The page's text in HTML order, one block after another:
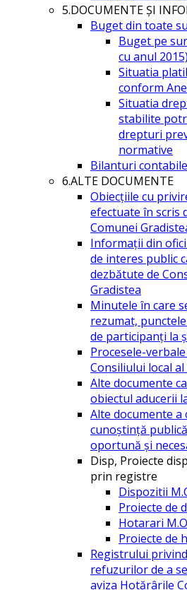
5.DOCUMENTE ŞI
Buget din toate
Buget pe
cu anul 2015)
Situatia
conform
Situatia
stabilite
drepturi
normative
Bilanturi contabile
6.ALTE DOCUMENTE
Obiecțiile cu
efectuate în scris
Comunei
Informații din
de interes public
dezbătute de
Gradistea
Minutele în care
rezumat,
de participanți la
Procesele-
Consiliului local
Alte documente
obiectul aducerii
Alte documente a
cunoștință
oportună și
Disp, Proiecte
prin registre
Dispozitii
Proiecte de
Hotarari
Proiecte de
Registrului
refuzurilor de a
aviza Hotărârile